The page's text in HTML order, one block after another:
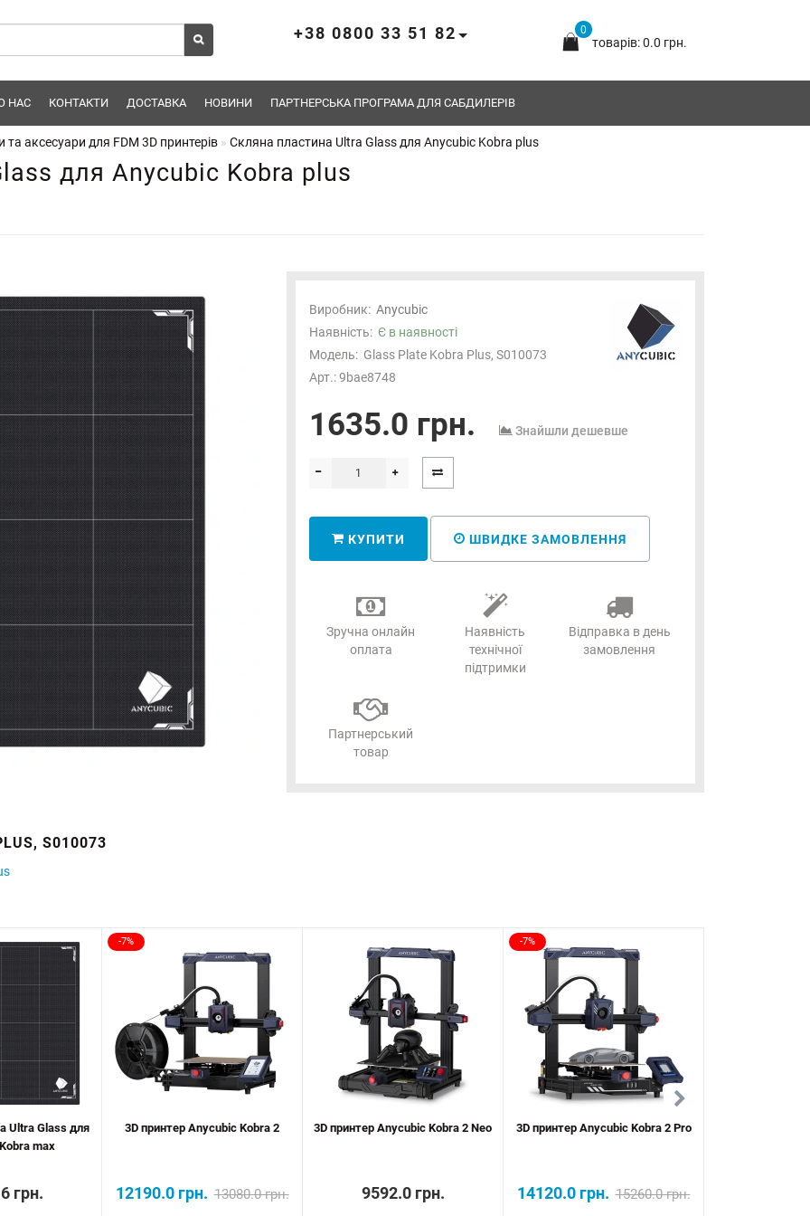
0
товарів: 0.0 грн.
+38 0800 33 51 82
НАС КОНТАКТИ ДОСТАВКА НОВИНИ ПАРТНЕРСЬКА ПРОГРАМА ДЛЯ САБДИЛЕРІВ
аксесуари для FDM 3D принтерів Скляна пластина Ultra Glass для Anycubic Kobra plus
для Anycubic Kobra plus
Виробник: Anycubic
Наявність: Є в наявності
Модель: Glass Plate Kobra Plus, S010073
Арт.: 9bae8748
1635.0 грн. Знайшли дешевше
КУПИТИ ШВИДКЕ ЗАМОВЛЕННЯ
Зручна онлайн
оплата
Наявність
технічної
підтримки
Відправка в день
замовлення
Партнерський
товар
S010073
Ultra Glass для
max
грн.
-7%
3D принтер Anycubic Kobra 2
12190.0 грн. 13080.0 грн.
3D принтер Anycubic Kobra 2 Neo
9592.0 грн.
-7%
3D принтер Anycubic Kobra 2 Pro
14120.0 грн. 15260.0 грн.